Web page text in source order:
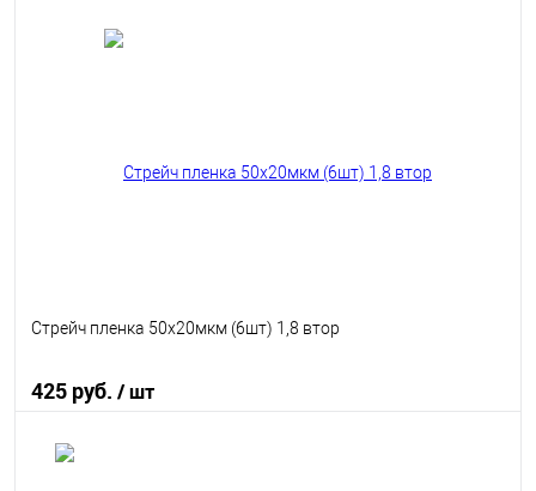
Стрейч пленка 50x20мкм (6шт) 1,8 втор
425 руб. / шт